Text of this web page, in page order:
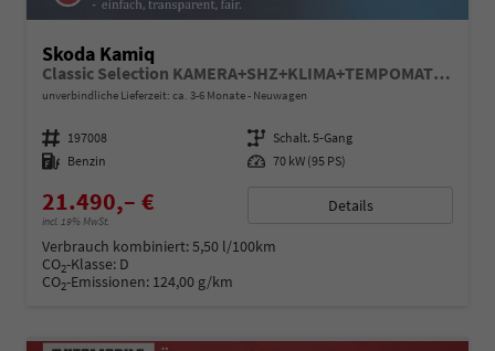
Skoda Kamiq
Classic Selection KAMERA+SHZ+KLIMA+TEMPOMAT+LED+16" LM
unverbindliche Lieferzeit: ca. 3-6 Monate Neuwagen
Fahrzeugnummer 197008 Getriebe Schalt. 5-Gang
Kraftstoff Benzin Leistung 70 kW (95 PS)
21.490,– €
incl. 19% MwSt.
Details
Verbrauch kombiniert:5,50 l/100km
CO2-Klasse: D
CO2-Emissionen: 124,00 g/km